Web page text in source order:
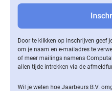
Door te klikken op inschrijven geef
om je naam en e-mailadres te
of meer mailings namens
allen tijde intrekken via de
Wil je weten hoe Jaarbeurs B.V.